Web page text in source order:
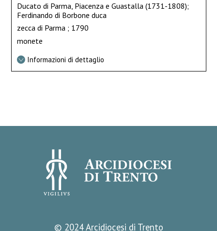
Ducato di Parma, Piacenza e Guastalla (1731-1808);
Ferdinando di Borbone duca
zecca di Parma ; 1790
monete
Informazioni di dettaglio
© 2024 Arcidiocesi di Trento